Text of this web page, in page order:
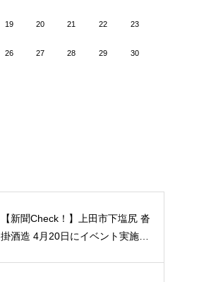
19 20 21 22 23
26 27 28 29 30
【新聞Check！】上田市下塩尻 沓
掛酒造 4月20日にイベント実施 5